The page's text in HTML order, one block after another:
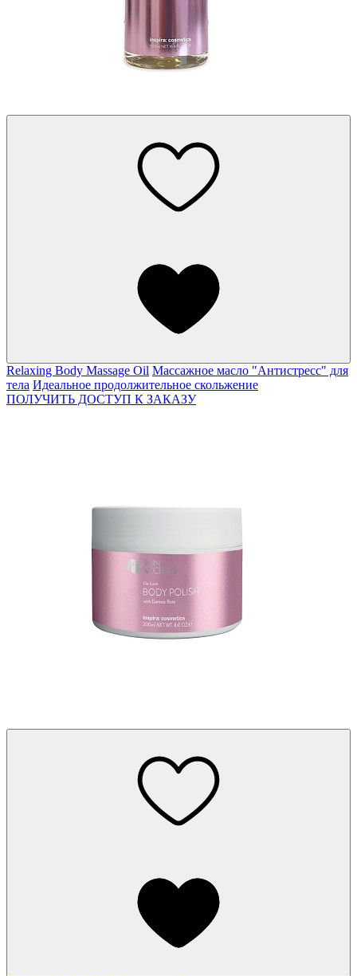
Relaxing Body Massage Oil Массажное масло "Антистресс" для
тела Идеальное продолжительное скольжение
ПОЛУЧИТЬ ДОСТУП К ЗАКАЗУ